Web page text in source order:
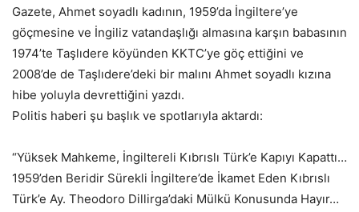
Gazete, Ahmet soyadlı kadının, 1959’da İngiltere’ye
göçmesine ve İngiliz vatandaşlığı almasına karşın babasının
1974’te Taşlıdere köyünden KKTC’ye göç ettiğini ve
2008’de de Taşlıdere’deki bir malını Ahmet soyadlı kızına
hibe yoluyla devrettiğini yazdı.
Politis haberi şu başlık ve spotlarıyla aktardı:
“Yüksek Mahkeme, İngiltereli Kıbrıslı Türk’e Kapıyı Kapattı…
1959’den Beridir Sürekli İngiltere’de İkamet Eden Kıbrıslı
Türk’e Ay. Theodoro Dillirga’daki Mülkü Konusunda Hayır…